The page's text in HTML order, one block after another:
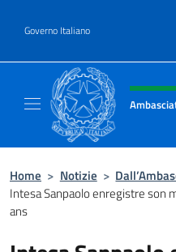
Governo Italiano
Intestazione
Home > Notizie >
Intesa Sanpaolo enregistre son
ans